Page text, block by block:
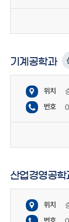
기계공학과
위치
번호
산업경영공학
위치